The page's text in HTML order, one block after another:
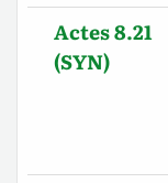
Actes 8.21
(SYN)